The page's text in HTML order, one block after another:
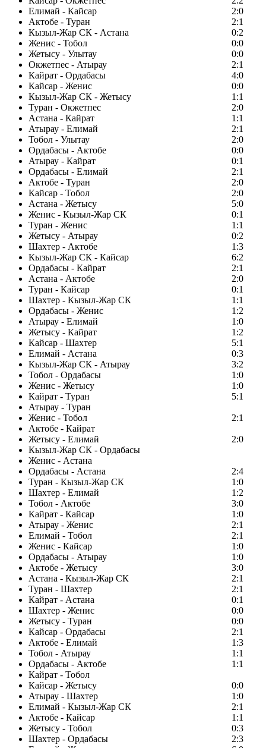
Елимай - Кайсар
2:0
Актобе - Туран
2:1
Кызыл-Жар СК - Астана
0:2
Женис - Тобол
0:0
Жетысу - Улытау
0:0
Окжетпес - Атырау
2:1
Кайрат - Ордабасы
4:0
Кайсар - Женис
0:0
Кызыл-Жар СК - Жетысу
1:1
Туран - Окжетпес
2:0
Астана - Кайрат
1:1
Атырау - Елимай
2:1
Тобол - Улытау
2:0
Ордабасы - Актобе
0:0
Атырау - Кайрат
0:1
Ордабасы - Елимай
2:1
Актобе - Туран
2:0
Кайсар - Тобол
2:0
Астана - Жетысу
5:0
Женис - Кызыл-Жар СК
0:1
Туран - Женис
1:1
Жетысу - Атырау
0:2
Шахтер - Актобе
1:3
Кызыл-Жар СК - Кайсар
6:2
Ордабасы - Кайрат
2:1
Астана - Актобе
2:0
Туран - Кайсар
0:1
Шахтер - Кызыл-Жар СК
1:1
Ордабасы - Женис
1:2
Атырау - Елимай
1:0
Жетысу - Кайрат
1:2
Кайсар - Шахтер
5:1
Елимай - Астана
0:3
Кызыл-Жар СК - Атырау
3:2
Тобол - Ордабасы
1:0
Женис - Жетысу
1:0
Кайрат - Туран
5:1
Атырау - Туран
Женис - Тобол
2:1
Актобе - Кайрат
Жетысу - Елимай
2:0
Кызыл-Жар СК - Ордабасы
Женис - Астана
Ордабасы - Астана
2:4
Туран - Кызыл-Жар СК
1:0
Шахтер - Елимай
1:2
Тобол - Актобе
3:0
Кайрат - Кайсар
1:0
Атырау - Женис
2:1
Елимай - Тобол
2:1
Женис - Кайсар
1:0
Ордабасы - Атырау
1:0
Актобе - Жетысу
3:0
Астана - Кызыл-Жар СК
2:1
Туран - Шахтер
2:1
Кайрат - Астана
0:1
Шахтер - Женис
0:0
Жетысу - Туран
0:0
Кайсар - Ордабасы
2:1
Актобе - Елимай
1:3
Тобол - Атырау
1:1
Ордабасы - Актобе
1:1
Кайрат - Тобол
Кайсар - Жетысу
0:0
Атырау - Шахтер
1:0
Елимай - Кызыл-Жар СК
2:1
Актобе - Кайсар
1:1
Жетысу - Тобол
0:3
Шахтер - Ордабасы
2:3